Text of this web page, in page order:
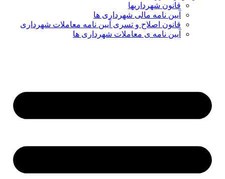
قانون شهرداریها
آیین نامه مالی شهرداری ها
قانون اصلاح و تسری آیین نامه معاملات شهرداری
آیین نامه ی معاملات شهرداری ها